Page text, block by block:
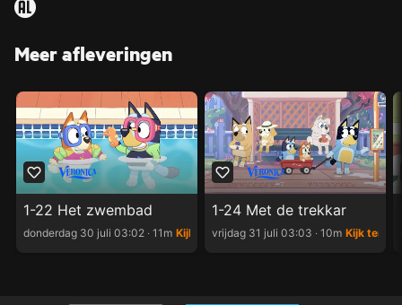
Meer afleveringen
1-22 Het zwembad
donderdag 30 juli 03:02 ‧ 11m Kijk terug
1-24 Met de trekkar
vrijdag 31 juli 03:03 ‧ 10m Kijk terug